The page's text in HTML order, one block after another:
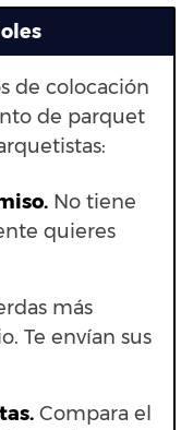
de colocación
de parquet
No tiene
quieres
más
Te envían sus
Compara el